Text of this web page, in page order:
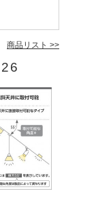
商品リスト >>